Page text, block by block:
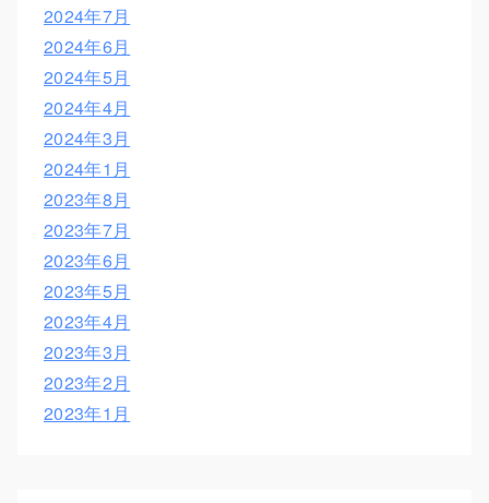
2024年7月
2024年6月
2024年5月
2024年4月
2024年3月
2024年1月
2023年8月
2023年7月
2023年6月
2023年5月
2023年4月
2023年3月
2023年2月
2023年1月